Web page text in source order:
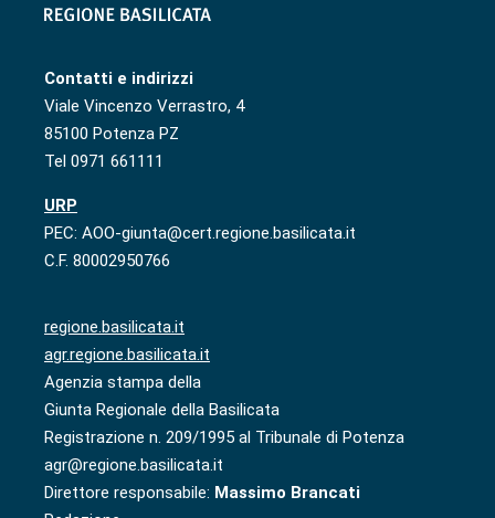
Contatti e indirizzi
Viale Vincenzo Verrastro, 4
85100 Potenza PZ
Tel 0971 661111
URP
PEC: AOO-giunta@cert.regione.basilicata.it
C.F. 80002950766
regione.basilicata.it
agr.regione.basilicata.it
Agenzia stampa della
Giunta Regionale della Basilicata
Registrazione n. 209/1995 al Tribunale di Potenza
agr@regione.basilicata.it
Direttore responsabile: Massimo Brancati